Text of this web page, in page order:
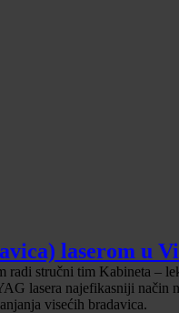
laserom u
stručni tim Kabineta –
lasera najefikasniji
visećih bradavica.